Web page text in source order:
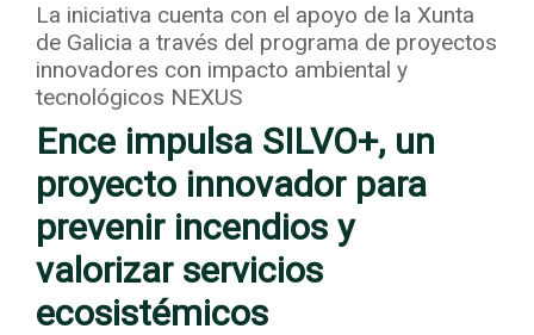
La iniciativa cuenta con el apoyo de la Xunta
de Galicia a través del programa de proyectos
innovadores con impacto ambiental y
tecnológicos NEXUS
Ence impulsa SILVO+, un
proyecto innovador para
prevenir incendios y
valorizar servicios
ecosistémicos